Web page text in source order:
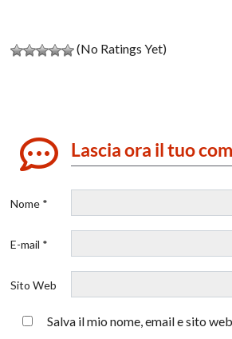
(No Ratings Yet)
Lascia ora il tuo
Nome *
E-mail *
Sito Web
Salva il mio nome, email e sito